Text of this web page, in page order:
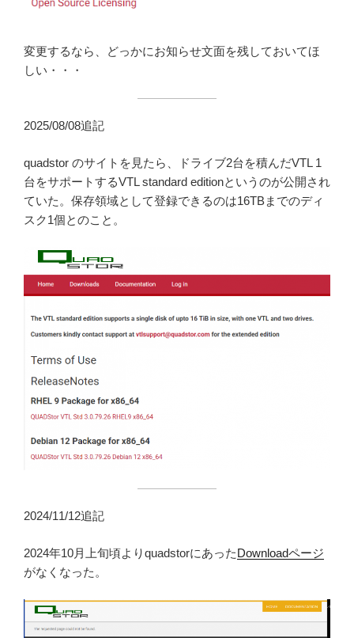
変更するなら、どっかにお知らせ文面を残しておいてほ
しい・・・
2025/08/08追記
quadstor のサイトを見たら、ドライブ2台を積んだVTL 1
台をサポートするVTL standard editionというのが公開され
ていた。保存領域として登録できるのは16TBまでのディ
スク1個とのこと。
2024/11/12追記
2024年10月上旬頃よりquadstorにあったDownloadページ
がなくなった。